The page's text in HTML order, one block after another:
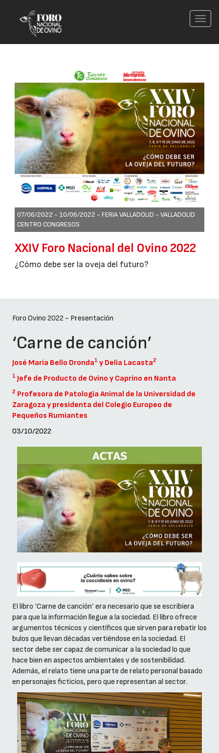
07/06/2022 - 10/06/2022 - FERIA VALLADOLID - VALLADOLID
CENTRO CONGRESOS
XXIV Foro Nacional del Ovino 2022
¿Cómo debe ser la oveja del futuro?
Foro Ovino 2022 - Presentación
‘Carne de canción’
José María Bello Dronda1 y Delia Lacasta2
1 Jefe de Producto de Ovino y Caprino en Nanta
2 Profesora de Patología Animal de la Universidad de
Zaragoza y presidenta del Colegio Europeo de
Pequeños Rumiantes
03/10/2022
El libro ‘Carne de canción’ era necesario que se escribiera
para que la información llegue a la sociedad. El libro ofrece
argumentos técnicos y científicos que sirven para rebatir los
bulos que llevan décadas vertiéndose en la sociedad. El
sector debe ser capaz de comunicar a la sociedad lo que
hace bien en aspectos ambientales y de sostenibilidad.
Además, el relato tiene una parte de relato personal basado
en personajes ficticios, pero que representan al sector.